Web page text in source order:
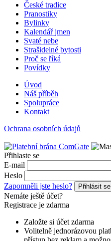
České tradice
Pranostiky
Bylinky
Kalendář jmen
Svaté nebe
Strašidelné bytosti
Proč se říká
Povídky
Úvod
Náš příběh
Spolupráce
Kontakt
Ochrana osobních údajů
Přihlaste se
E-mail
Heslo
Zapomněli jste heslo?
Přihlásit se
Nemáte ještě účet?
Registrace je zdarma
Založte si účet zdarma
Volitelně jednorázovou